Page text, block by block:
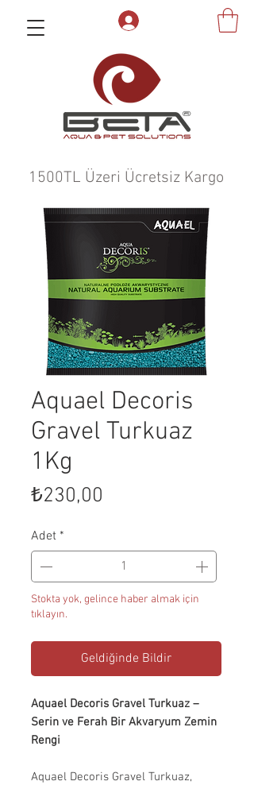
1500TL Üzeri Ücretsiz Kargo
Aquael Decoris
Gravel Turkuaz
1Kg
₺230,00
Adet *
Stokta yok, gelince haber almak için
tıklayın.
Geldiğinde Bildir
Aquael Decoris Gravel Turkuaz –
Serin ve Ferah Bir Akvaryum Zemin
Rengi
Aquael Decoris Gravel Turkuaz,